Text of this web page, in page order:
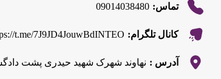
تماس: 09014038480
کانال تلگرام: t.me/7J9JD4JouwBdINTEO
آدرس : نهاوند شهرک شهید حیدری پشت